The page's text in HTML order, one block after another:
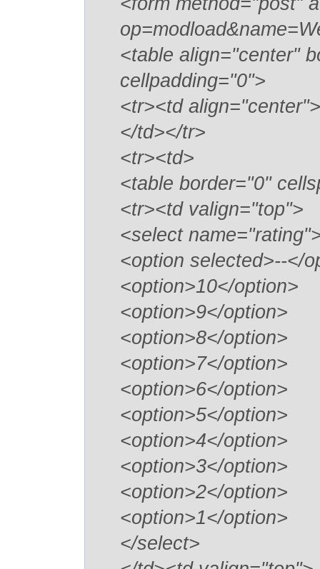
<table align="center"
cellpadding="0">
<tr><td
</td></tr>
<tr><td>
<table border="0"
<tr><td valign="top">
<select
<option selected>--</
<option>10</option>
<option>9</option>
<option>8</option>
<option>7</option>
<option>6</option>
<option>5</option>
<option>4</option>
<option>3</option>
<option>2</option>
<option>1</option>
</select>